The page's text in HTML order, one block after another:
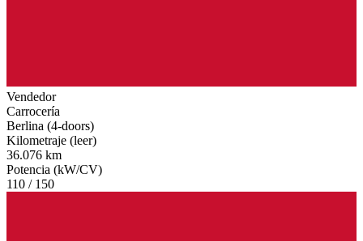
Vendedor
Carrocería
Berlina (4-doors)
Kilometraje (leer)
36.076 km
Potencia (kW/CV)
110 / 150